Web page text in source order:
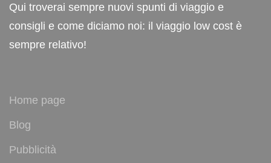
Qui troverai sempre nuovi spunti di viaggio e
consigli e come diciamo noi: il viaggio low cost è
sempre relativo!
Home page
Blog
Pubblicità